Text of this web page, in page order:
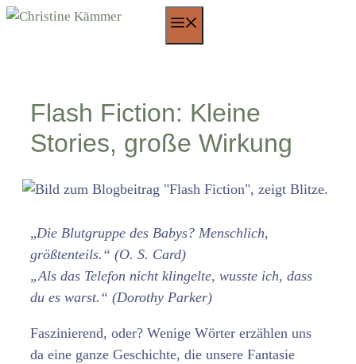
Zum
Flash Fiction: Kleine
Stories, große Wirkung
„Die Blutgruppe des Babys? Menschlich,
größtenteils.“ (O. S. Card)
„Als das Telefon nicht klingelte, wusste ich, dass
du es warst.“ (Dorothy Parker)
Faszinierend, oder? Wenige Wörter erzählen uns
da eine ganze Geschichte, die unsere Fantasie